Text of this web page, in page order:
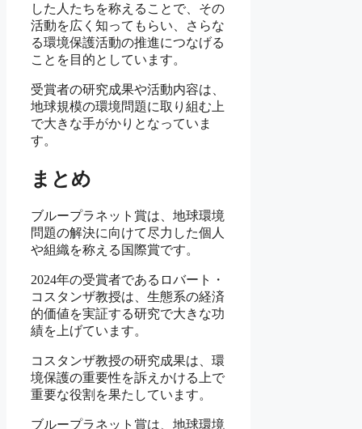
した人たちを称えることで、その
活動を広く知ってもらい、さらな
る環境保護活動の推進につなげる
ことを目的としています。
受賞者の研究成果や活動内容は、
地球規模の環境問題に取り組む上
で大きな手がかりとなっていま
す。
まとめ
ブループラネット賞は、地球環境
問題の解決に向けて尽力した個人
や組織を称える国際賞です。
2024年の受賞者であるロバート・
コスタンザ教授は、生態系の経済
的価値を実証する研究で大きな功
績を上げています。
コスタンザ教授の研究成果は、環
境保護の重要性を訴えかける上で
重要な役割を果たしています。
ブループラネット賞は、地球環境